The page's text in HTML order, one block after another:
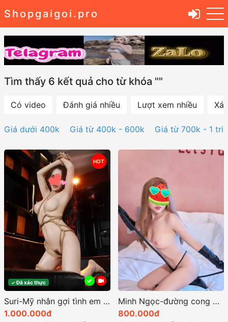
Shopgaigoi.pro
Tìm thấy 6 kết quả cho từ khóa ""
Có video Đánh giá nhiều Lượt xem nhiều
Giá dưới 400k Giá từ 400k - 600k Giá từ 700k - 1
✓Đã xác thực
HOT
Suri-Mỹ nhân gợi tình em gái rất dâm rất xinh
1.000.000đ
Minh Ngọc-đường cong đầy quyến rũ nét đẹp tinh tế
800.000đ